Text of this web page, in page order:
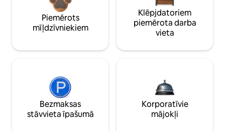
Piemērots
mīļdzīvniekiem
Klēpjdatoriem
piemērota darba
vieta
Bezmaksas
stāvvieta īpašumā
Korporatīvie
mājokļi